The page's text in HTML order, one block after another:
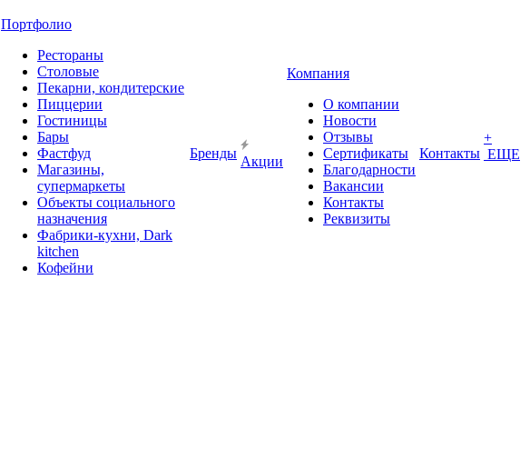
Портфолио
Рестораны
Столовые
Пекарни, кондитерские
Пиццерии
Гостиницы
Бары
Фастфуд
Магазины,
супермаркеты
Объекты социального
назначения
Фабрики-кухни, Dark
kitchen
Кофейни
Бренды
Акции
Компания
О компании
Новости
Отзывы
Сертификаты
Благодарности
Вакансии
Контакты
Реквизиты
Контакты
+
ЕЩЕ